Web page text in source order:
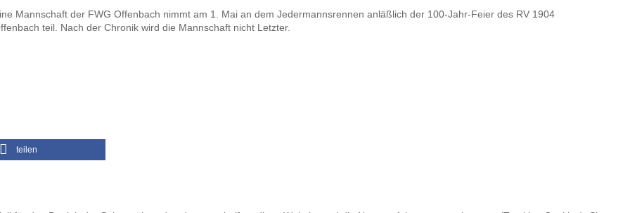
Mannschaft der FWG Offenbach nimmt am 1. Mai an dem Jedermannsrennen anläßlich der 100-Jahr-Feier des RV 1904
teil. Nach der Chronik wird die Mannschaft nicht Letzter.
teilen